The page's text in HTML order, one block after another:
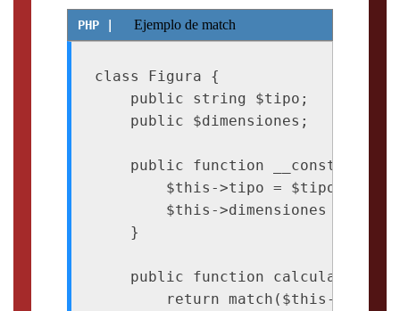
Ejemplo de match
class Figura {
    public string $tipo;
    public $dimensiones;
public function
        $this->tipo = $tipo;
$this->dimensiones =
    }
public function
return match($this->tipo)